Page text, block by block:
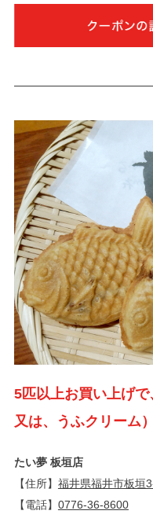
5匹以上お買い上げ
又は、うふクリーム）
たい夢 板垣店
【住所】 福井県福井市板垣
【電話】 0776-36-8600